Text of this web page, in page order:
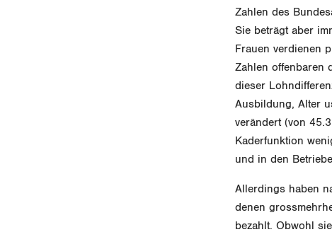
Zahlen des
Sie beträgt aber
Frauen verdienen
Zahlen offenbaren
dieser
Ausbildung, Alter
verändert (von
Kaderfunktion
und in den
Allerdings haben
denen
bezahlt. Obwohl